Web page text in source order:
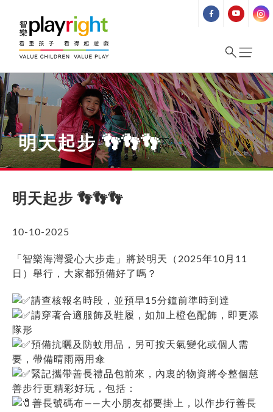
content
明天起步 👣👣👣
明天起步 👣👣👣
10-10-2025
「智樂海灣愛心大步走」將於明天（2025年10月11
日）舉行，大家都預備好了嗎？
請查核報名時段，並預早15分鐘前準時到達
請穿著合適服飾及鞋履，如加上橙色配飾，即更添
隊形
預備抗曬及防蚊用品，另可按天氣變化或個人需
要，帶備晴雨兩用傘
緊記攜帶善長禮品包前來，內裏的物資將令整個慈
善步行更精彩好玩，包括：
善長號碼布——大小朋友都要掛上，以作步行善長